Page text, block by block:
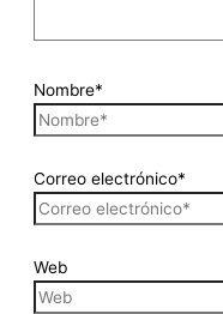
Nombre*
Correo electrónico*
Web